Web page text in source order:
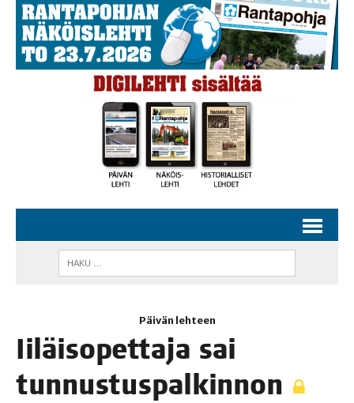
Päivän lehteen
Iiläi­so­pet­ta­ja sai
tunnustuspalkinnon